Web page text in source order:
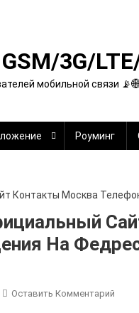
3G/
мобильной связи
Роуминг
На
Оставить Комментарий